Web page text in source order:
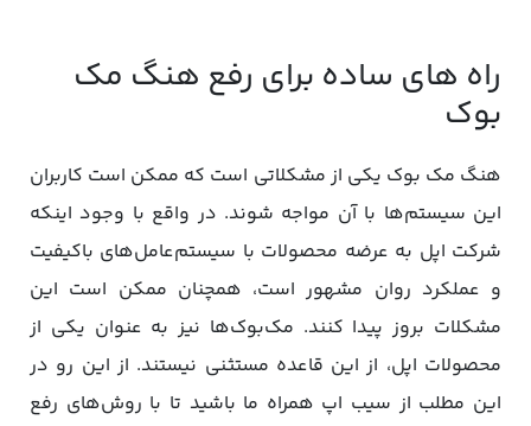
راه های ساده برای رفع هنگ مک
بوک
هنگ مک بوک یکی از مشکلاتی است که ممکن است کاربران
این سیستم‌ها با آن مواجه شوند. در واقع با وجود اینکه
شرکت اپل به عرضه محصولات با سیستم‌عامل‌های باکیفیت
و عملکرد روان مشهور است، همچنان ممکن است این
مشکلات بروز پیدا کنند. مک‌بوک‌ها نیز به عنوان یکی از
محصولات اپل، از این قاعده مستثنی نیستند. از این رو در
این مطلب از سیب اپ همراه ما باشید تا با روش‌های رفع